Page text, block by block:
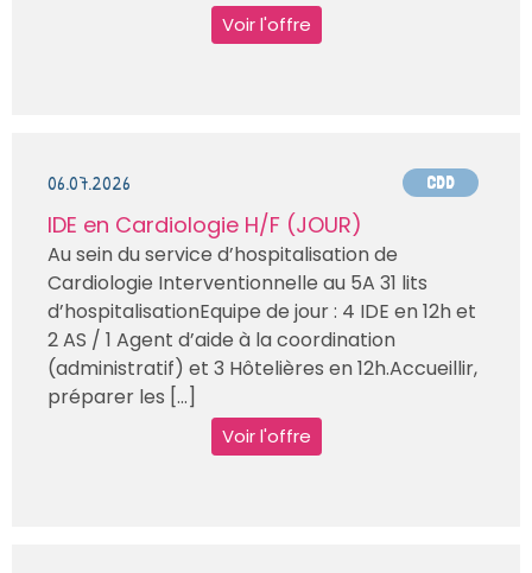
Voir l'offre
06.07.2026 CDD
IDE en Cardiologie H/F (JOUR)
Au sein du service d’hospitalisation de
Cardiologie Interventionnelle au 5A 31 lits
d’hospitalisationEquipe de jour : 4 IDE en 12h et
2 AS / 1 Agent d’aide à la coordination
(administratif) et 3 Hôtelières en 12h.Accueillir,
préparer les [...]
Voir l'offre